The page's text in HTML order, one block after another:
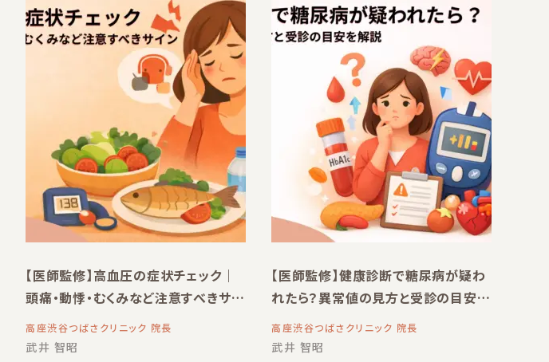
【医師監修】高血圧の症状チェック｜
頭痛・動悸・むくみなど注意すべきサイ
ン
高座渋谷つばさクリニック 院長
武井 智昭
【医師監修】健康診断で糖尿病が疑わ
れたら？異常値の見方と受診の目安を
解説
高座渋谷つばさクリニック 院長
武井 智昭